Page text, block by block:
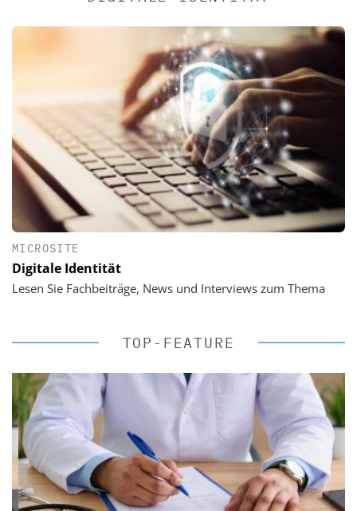
MICROSITE
Digitale Identität
Lesen Sie Fachbeiträge, News und Interviews zum Thema
TOP-FEATURE